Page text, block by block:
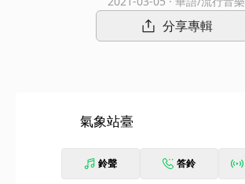
分享專輯
氣象站臺
鈴聲 答鈴